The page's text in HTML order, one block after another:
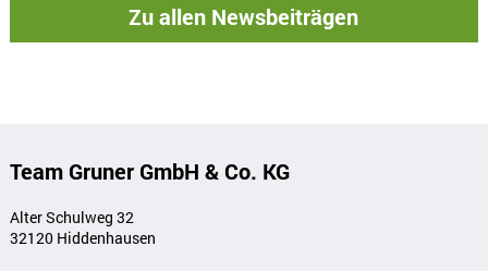
Zu allen Newsbeiträgen
Team Gruner GmbH & Co. KG
Alter Schulweg 32
32120 Hiddenhausen